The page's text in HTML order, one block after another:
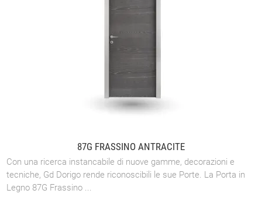
87G FRASSINO ANTRACITE
Con una ricerca instancabile di nuove gamme, decorazioni e
tecniche, Gd Dorigo rende riconoscibili le sue Porte. La Porta in
Legno 87G Frassino ...